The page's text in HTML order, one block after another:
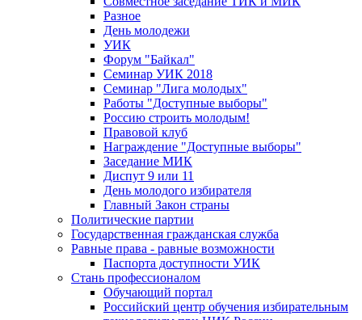
Разное
День молодежи
УИК
Форум "Байкал"
Семинар УИК 2018
Семинар "Лига молодых"
Работы "Доступные выборы"
Россию строить молодым!
Правовой клуб
Награждение "Доступные выборы"
Заседание МИК
Диспут 9 или 11
День молодого избирателя
Главный Закон страны
Политические партии
Государственная гражданская служба
Равные права - равные возможности
Паспорта доступности УИК
Стань профессионалом
Обучающий портал
Российский центр обучения избирательным